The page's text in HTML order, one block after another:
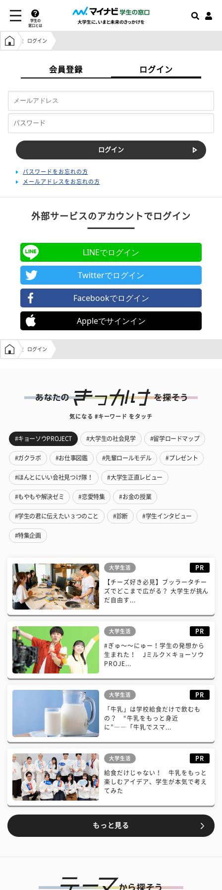
学生の
窓口とは
学生の窓口トップ
ログイン
会員登録 ログイン
パスワードをお忘れの方
メールアドレスをお忘れの方
外部サービスのアカウントでログイン
LINEでログイン
Twitterでログイン
Facebookでログイン
Appleでサインイン
学生の窓口トップ
ログイン
気になる #キーワード をタッチ
#キョーソウPROJECT #大学生の社会見学 #留学ロードマップ
#ガクラボ #お仕事図鑑 #先輩ロールモデル #プレゼント
#ほんとにいい会社見つけ隊！ #大学生正直レビュー
#もやもや解決ゼミ #恋愛特集 #お金の授業
#学生の君に伝えたい３つのこと #診断 #学生インタビュー
#特集企画
大学生活 PR
【チーズ好き必見】ブッラータチー
ズでどこまで広がる？ 大学生が挑ん
だ自由す...
大学生活 PR
#ぎゅ〜〜にゅー！学生の発想から
生まれた！ Jミルク×キョーソウ
PROJE...
大学生活 PR
「牛乳」は学校給食だけで飲むも
の？ “牛乳をもっと身近
に”――「牛乳でスマ...
大学生活 PR
給食だけじゃない！ 牛乳をもっと
楽しむアイデア、学生が本気で考え
てみた
もっと見る